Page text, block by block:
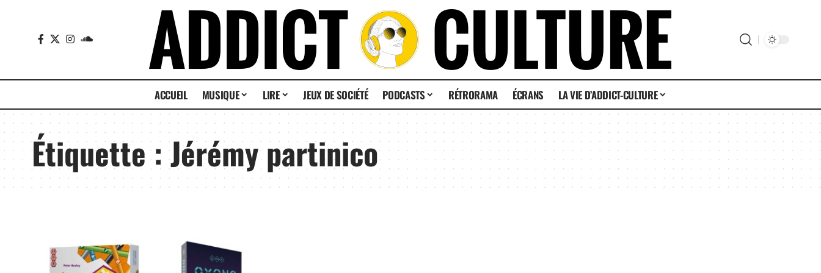
ACCUEIL MUSIQUE LIRE JEUX DE SOCIÉTÉ PODCASTS RÉTRORAMA ÉCRANS LA VIE D’ADDICT-CULTURE
Étiquette :Jérémy partinico